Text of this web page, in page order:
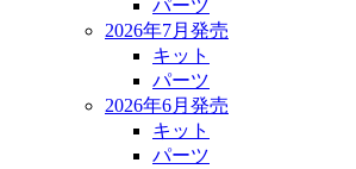
パーツ
2026年7月発売
キット
パーツ
2026年6月発売
キット
パーツ